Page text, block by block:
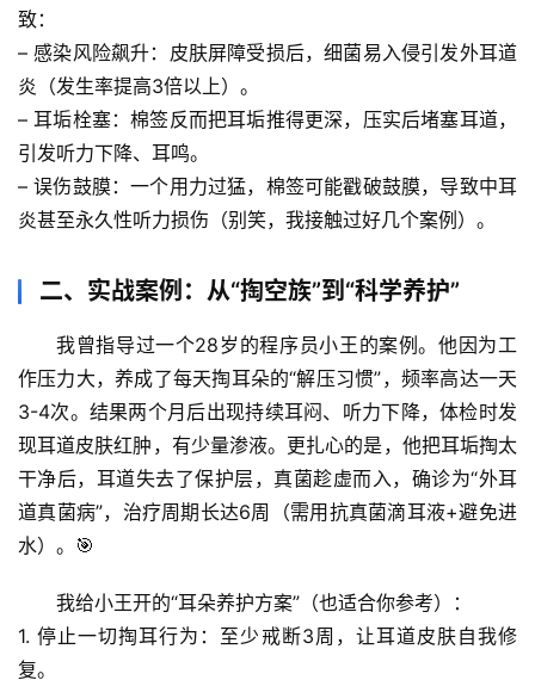
首
页
专
题
列
自
然
致：
– 感染风险飙升：皮肤屏障受损后，细菌易入侵引发外耳道
炎（发生率提高3倍以上）。
– 耳垢栓塞：棉签反而把耳垢推得更深，压实后堵塞耳道，
引发听力下降、耳鸣。
– 误伤鼓膜：一个用力过猛，棉签可能戳破鼓膜，导致中耳
炎甚至永久性听力损伤（别笑，我接触过好几个案例）。
二、实战案例：从“掏空族”到“科学养护”
我曾指导过一个28岁的程序员小王的案例。他因为工
作压力大，养成了每天掏耳朵的“解压习惯”，频率高达一天
3-4次。结果两个月后出现持续耳闷、听力下降，体检时发
现耳道皮肤红肿，有少量渗液。更扎心的是， 他把耳垢掏太
干净后，耳道失去了保护层，真菌趁虚而入，确诊为“外耳
道真菌病”，治疗周期长达6周（需用抗真菌滴耳液+避免进
水）。🎯
我给小王开的“耳朵养护方案” （也适合你参考）：
1. 停止一切掏耳行为 ：至少戒断3周，让耳道皮肤自我修
复。